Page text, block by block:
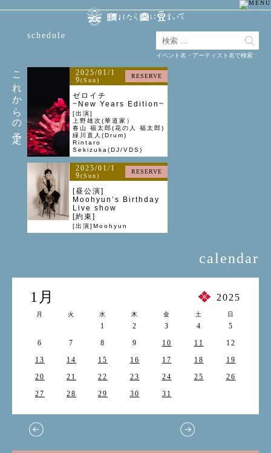
これからの予定
schedule
2025/01/1
9(Sun)
RESERVE
ゼロイチ
~New Years Edition~
[出演]
上野雄次(華道家）
春山 福太郎(花の人 福太郎)
緑川直人(Drum)
Rintaro
Sekizuka(DJ/VDS)
2025/01/1
9(Sun)
RESERVE
[昼公演]
Moohyun’s Birthday
Live show
[約束]
[出演]Moohyun
calendar
1月 2025
月 火 水 木 金 土 日
1 2 3 4
5
6
7 8 9 10 11
12
13
14 15 16 17 18
19
20
21 22 23 24 25
26
27
28 29 30 31
イベント名・アーティスト名で検索